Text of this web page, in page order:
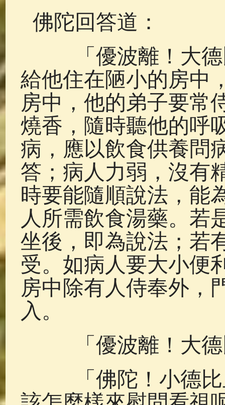
佛陀回答道：
「優波離！大德
給他住在陋小的房中
房中，他的弟子要常
燒香，隨時聽他的呼
病，應以飲食供養問
答；病人力弱，沒有
時要能隨順說法，能
人所需飲食湯藥。若
坐後，即為說法；若
受。如病人要大小便
房中除有人侍奉外，
入。
「優波離！大德
「佛陀！小德比